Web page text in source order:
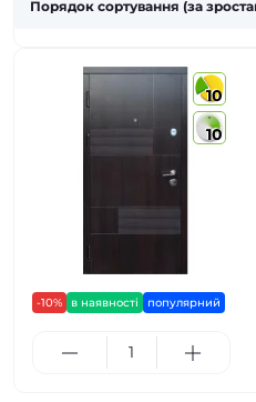
10
10
-10% в наявності популярний